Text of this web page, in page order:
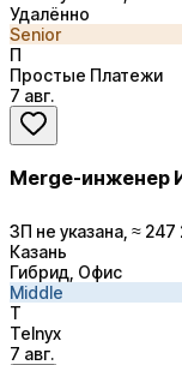
Удалённо
Senior
П
Простые Платежи
7 авг.
Merge-инженер
ЗП не указана, ≈ 247
Казань
Гибрид, Офис
Middle
T
Telnyx
7 авг.